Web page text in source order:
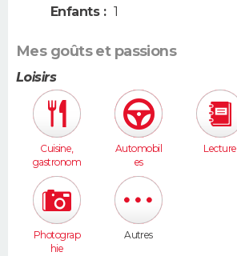
Enfants : 1
Mes goûts et passions
Loisirs
Cuisine,
gastronom
ie
Automobil
es
Lecture
Photograp
hie
Autres